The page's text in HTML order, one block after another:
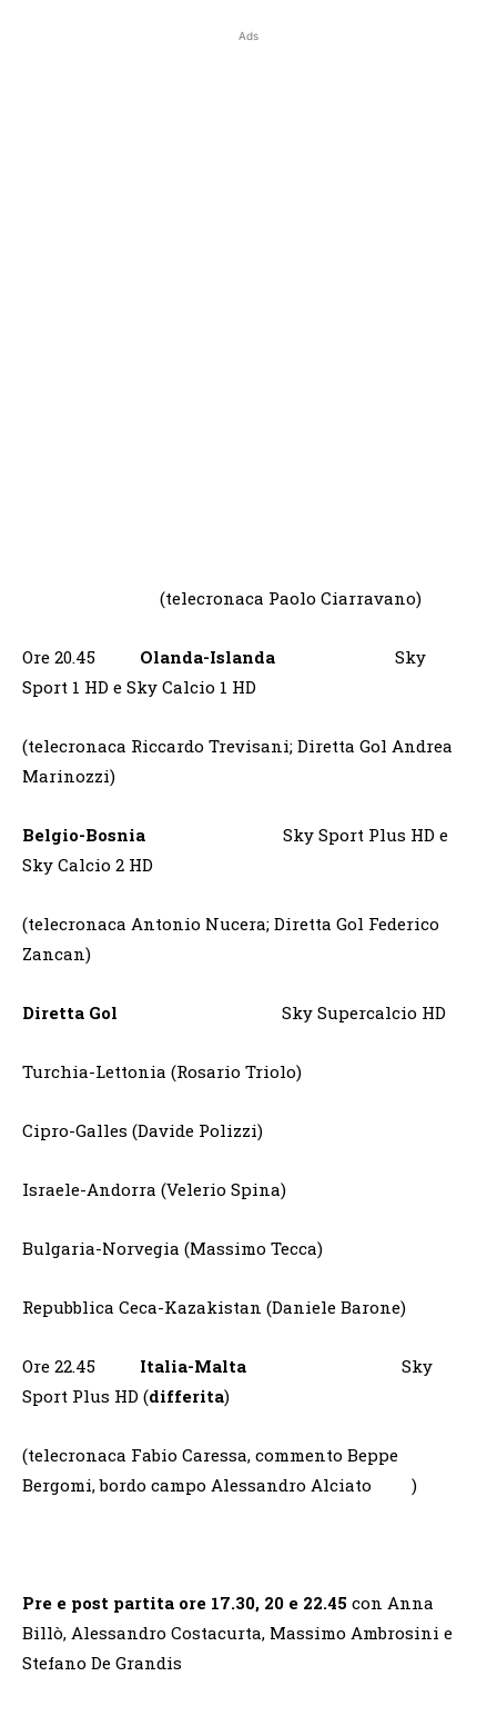
Ads
(telecronaca Paolo Ciarravano)
Ore 20.45 Olanda-Islanda Sky
Sport 1 HD e Sky Calcio 1 HD
(telecronaca Riccardo Trevisani; Diretta Gol Andrea
Marinozzi)
Belgio-Bosnia Sky Sport Plus HD e
Sky Calcio 2 HD
(telecronaca Antonio Nucera; Diretta Gol Federico
Zancan)
Diretta Gol Sky Supercalcio HD
Turchia-Lettonia (Rosario Triolo)
Cipro-Galles (Davide Polizzi)
Israele-Andorra (Velerio Spina)
Bulgaria-Norvegia (Massimo Tecca)
Repubblica Ceca-Kazakistan (Daniele Barone)
Ore 22.45 Italia-Malta Sky
Sport Plus HD (differita)
(telecronaca Fabio Caressa, commento Beppe
Bergomi, bordo campo Alessandro Alciato )
Pre e post partita ore 17.30, 20 e 22.45 con Anna
Billò, Alessandro Costacurta, Massimo Ambrosini e
Stefano De Grandis